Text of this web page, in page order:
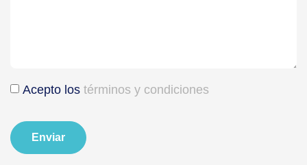
Acepto los términos y condiciones
Enviar